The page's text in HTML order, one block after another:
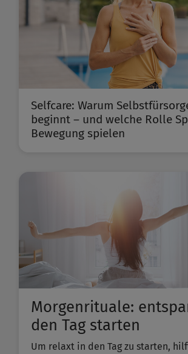
Selfcare: Warum
beginnt – und welche Rolle
Bewegung spielen
Morgenrituale:
den Tag starten
Um relaxt in den Tag zu starten,